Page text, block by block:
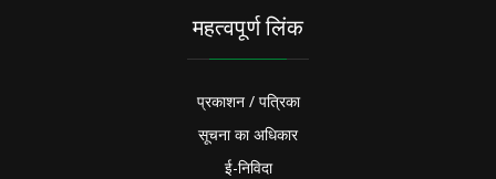
महत्वपूर्ण लिंक
प्रकाशन / पत्रिका
सूचना का अधिकार
ई-निविदा